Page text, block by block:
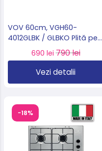
VOV 60cm, VGH60-
4012GLBK / GLBKO Plită pe
gaz incorporabilă – 4
arzătoare, inox import
Slovacia 🇸🇰
690 lei790 lei
Vezi detalii
-18%